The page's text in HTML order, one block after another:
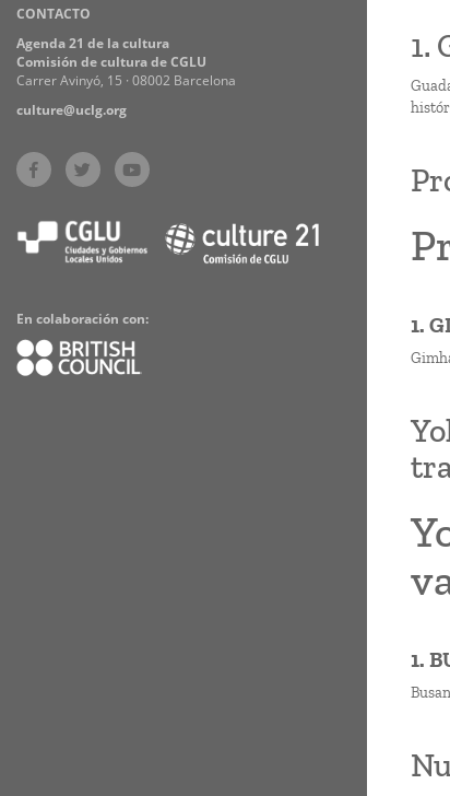
Practices
CONTACTO
Agenda 21 de la cultura
Comisión de cultura de CGLU
Carrer Avinyó, 15 · 08002 Barcelona
culture@uclg.org
En colaboración con:
1.
1.
1.